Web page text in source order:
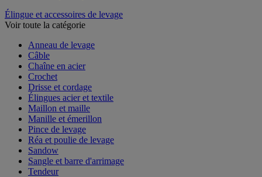
Élingue et accessoires de levage
Voir toute la catégorie
Anneau de levage
Câble
Chaîne en acier
Crochet
Drisse et cordage
Élingues acier et textile
Maillon et maille
Manille et émerillon
Pince de levage
Réa et poulie de levage
Sandow
Sangle et barre d'arrimage
Tendeur